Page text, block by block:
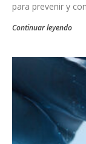
para prevenir y
Continuar leyendo